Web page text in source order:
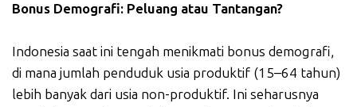
Bonus Demografi: Peluang atau Tantangan?
Indonesia saat ini tengah menikmati bonus demografi,
di mana jumlah penduduk usia produktif (15–64 tahun)
lebih banyak dari usia non-produktif. Ini seharusnya